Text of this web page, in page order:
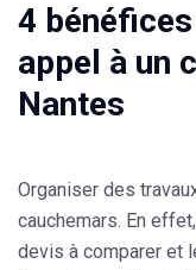
4
appel à un
Nantes
Organiser des
cauchemars. En
devis à comparer et